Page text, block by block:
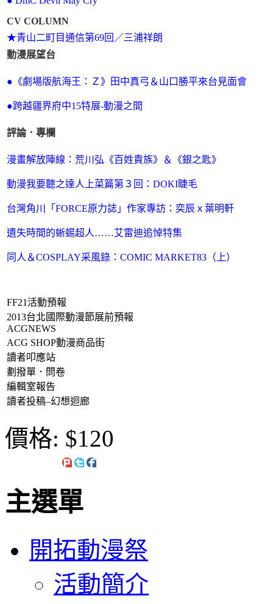
CV COLUMN
★青山二町目通信第69回／三浦祥朗
動漫展望台
●《劇場版航海王：Ｚ》田中真弓＆山口勝平來台見面會
●跨越疆界府中15特展-動漫之間
評論．專欄
漫畫解放陣線：荒川弘《百姓貴族》＆《銀之匙》
動漫我要聽之達人上菜篇第３回：DOKI睫毛
台灣角川「FORCE原力誌」作家專訪： 奕辰ｘ 葉明軒
遺失時間的蜥蜴超人……艾雷迪追悼特集
同人＆COSPLAY采風錄：COMIC MARKET83（上）
FF21活動預報
2013台北國際動漫節展前預報
ACGNEWS
ACG SHOP動漫商品街
讀者叩應站
劃撥單．問卷
編輯室報告
讀者投稿–幻想迴廊
價格: $120
主選單
開拓動漫祭
活動簡介